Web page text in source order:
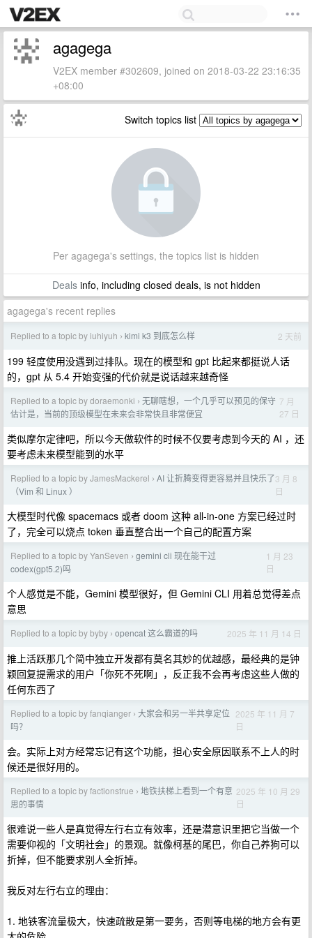
agagega
V2EX member #302609, joined on 2018-03-22 23:16:35
+08:00
Switch topics list
Per agagega's settings, the topics list is hidden
Dealsinfo, including closed deals, is not hidden
agagega's recent replies
Replied to a topic by iuhiyuh › kimi k3 到底怎么样 2 天前
199 轻度使用没遇到过排队。现在的模型和 gpt 比起来都挺说人话
的，gpt 从 5.4 开始变强的代价就是说话越来越奇怪
Replied to a topic by doraemonki › 无聊瞎想，一个几乎可以预见的保守
估计是，当前的顶级模型在未来会非常快且非常便宜
7 月
27 日
类似摩尔定律吧，所以今天做软件的时候不仅要考虑到今天的 AI ，还
要考虑未来模型能到的水平
Replied to a topic by JamesMackerel › AI 让折腾变得更容易并且快乐了
（Vim 和 Linux ）
3 月 8
日
大模型时代像 spacemacs 或者 doom 这种 all-in-one 方案已经过时
了，完全可以烧点 token 垂直整合出一个自己的配置方案
Replied to a topic by YanSeven › gemini cli 现在能干过
codex(gpt5.2)吗
1 月 23
日
个人感觉是不能，Gemini 模型很好，但 Gemini CLI 用着总觉得差点
意思
Replied to a topic by byby › opencat 这么霸道的吗 2025 年 11 月 14 日
推上活跃那几个简中独立开发都有莫名其妙的优越感，最经典的是钟
颖回复提需求的用户「你死不死啊」，反正我不会再考虑这些人做的
任何东西了
Replied to a topic by fanqianger › 大家会和另一半共享定位
吗？
2025 年 11 月 7
日
会。实际上对方经常忘记有这个功能，担心安全原因联系不上人的时
候还是很好用的。
Replied to a topic by factionstrue › 地铁扶梯上看到一个有意
思的事情
2025 年 10 月 29
日
很难说一些人是真觉得左行右立有效率，还是潜意识里把它当做一个
需要仰视的「文明社会」的景观。就像柯基的尾巴，你自己养狗可以
折掉，但不能要求别人全折掉。
我反对左行右立的理由：
1. 地铁客流量极大，快速疏散是第一要务，否则等电梯的地方会有更